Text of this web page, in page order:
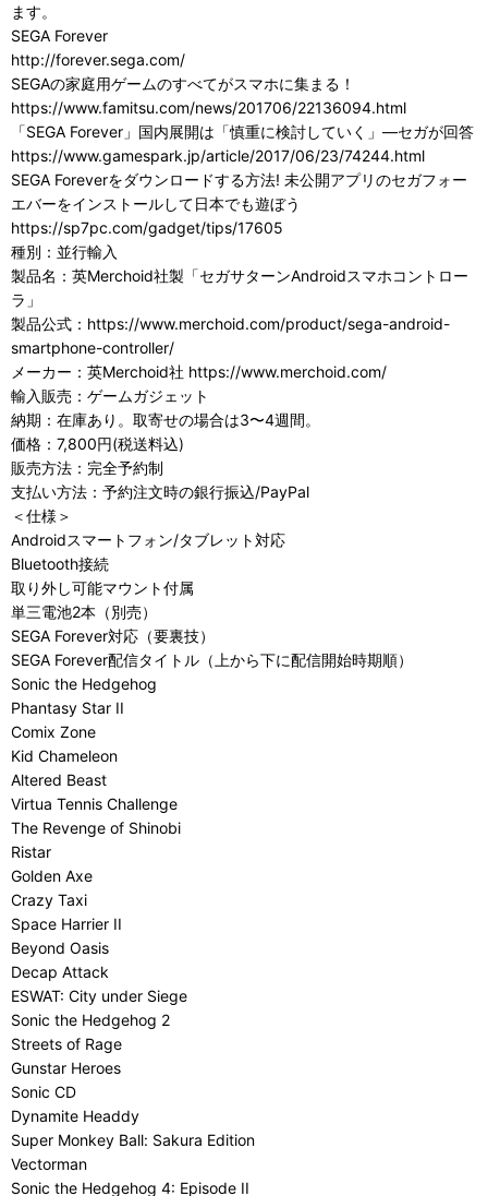
ます。
SEGA Forever
http://forever.sega.com/
SEGAの家庭用ゲームのすべてがスマホに集まる！
https://www.famitsu.com/news/201706/22136094.html
「SEGA Forever」国内展開は「慎重に検討していく」―セガが回答
https://www.gamespark.jp/article/2017/06/23/74244.html
SEGA Foreverをダウンロードする方法! 未公開アプリのセガフォー
エバーをインストールして日本でも遊ぼう
https://sp7pc.com/gadget/tips/17605
種別：並行輸入
製品名：英Merchoid社製「セガサターンAndroidスマホコントロー
ラ」
製品公式：https://www.merchoid.com/product/sega-android-
smartphone-controller/
メーカー：英Merchoid社 https://www.merchoid.com/
輸入販売：ゲームガジェット
納期：在庫あり。取寄せの場合は3〜4週間。
価格：7,800円(税送料込)
販売方法：完全予約制
支払い方法：予約注文時の銀行振込/PayPal
＜仕様＞
Androidスマートフォン/タブレット対応
Bluetooth接続
取り外し可能マウント付属
単三電池2本（別売）
SEGA Forever対応（要裏技）
SEGA Forever配信タイトル（上から下に配信開始時期順）
Sonic the Hedgehog
Phantasy Star II
Comix Zone
Kid Chameleon
Altered Beast
Virtua Tennis Challenge
The Revenge of Shinobi
Ristar
Golden Axe
Crazy Taxi
Space Harrier II
Beyond Oasis
Decap Attack
ESWAT: City under Siege
Sonic the Hedgehog 2
Streets of Rage
Gunstar Heroes
Sonic CD
Dynamite Headdy
Super Monkey Ball: Sakura Edition
Vectorman
Sonic the Hedgehog 4: Episode II